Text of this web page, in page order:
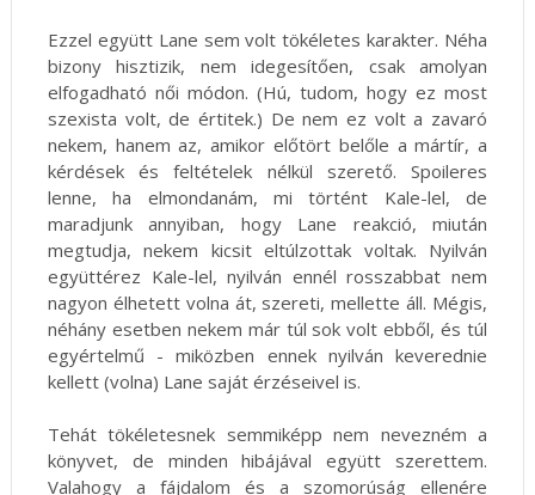
Ezzel együtt Lane sem volt tökéletes karakter. Néha
bizony hisztizik, nem idegesítően, csak amolyan
elfogadható női módon. (Hú, tudom, hogy ez most
szexista volt, de értitek.) De nem ez volt a zavaró
nekem, hanem az, amikor előtört belőle a mártír, a
kérdések és feltételek nélkül szerető. Spoileres
lenne, ha elmondanám, mi történt Kale-lel, de
maradjunk annyiban, hogy Lane reakció, miután
megtudja, nekem kicsit eltúlzottak voltak. Nyilván
együttérez Kale-lel, nyilván ennél rosszabbat nem
nagyon élhetett volna át, szereti, mellette áll. Mégis,
néhány esetben nekem már túl sok volt ebből, és túl
egyértelmű - miközben ennek nyilván keverednie
kellett (volna) Lane saját érzéseivel is.
Tehát tökéletesnek semmiképp nem nevezném a
könyvet, de minden hibájával együtt szerettem.
Valahogy a fájdalom és a szomorúság ellenére